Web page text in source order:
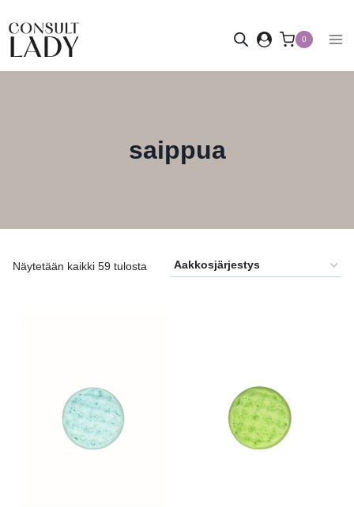
sisältöön
0
saippua
Näytetään kaikki 59 tulosta